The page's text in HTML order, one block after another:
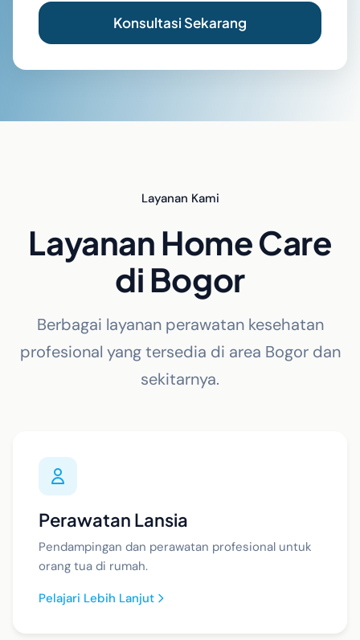
Konsultasi Sekarang
Layanan Kami
Layanan Home Care
di Bogor
Berbagai layanan perawatan kesehatan
profesional yang tersedia di area Bogor dan
sekitarnya.
Perawatan Lansia
Pendampingan dan perawatan profesional untuk
orang tua di rumah.
Pelajari Lebih Lanjut